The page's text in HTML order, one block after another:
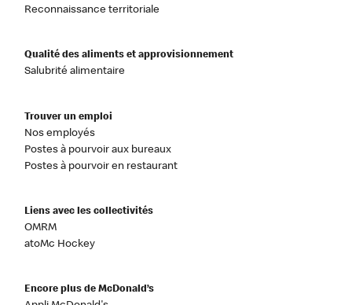
Reconnaissance territoriale
Qualité des aliments et approvisionnement
Salubrité alimentaire
Trouver un emploi
Nos employés
Postes à pourvoir aux bureaux
Postes à pourvoir en restaurant
Liens avec les collectivités
OMRM
atoMc Hockey
Encore plus de McDonald’s